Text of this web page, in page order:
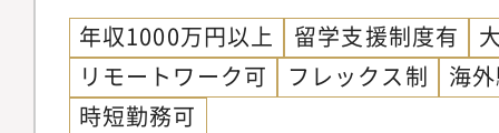
などの計算、経済的
確認、税務申告書の
海外メンバーファー
帳代行・給与計算を
いただくことから始
や海外関係者とのコ
年収1000万円以上 留学支援制度有
リモートワーク可
フレックス制
海
時短勤務可